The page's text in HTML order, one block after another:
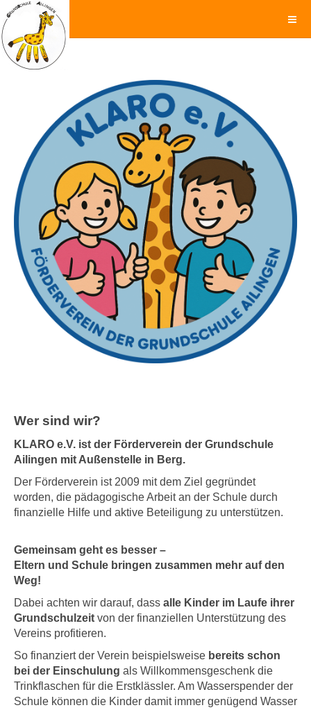
Wer sind wir?
KLARO e.V. ist der Förderverein der Grundschule
Ailingen mit Außenstelle in Berg.
Der Förderverein ist 2009 mit dem Ziel gegründet
worden, die pädagogische Arbeit an der Schule durch
finanzielle Hilfe und aktive Beteiligung zu unterstützen.
Gemeinsam geht es besser –
Eltern und Schule bringen zusammen mehr auf den
Weg!
Dabei achten wir darauf, dass alle Kinder im Laufe ihrer
Grundschulzeit von der finanziellen Unterstützung des
Vereins profitieren.
So finanziert der Verein beispielsweise bereits schon
bei der Einschulung als Willkommensgeschenk die
Trinkflaschen für die Erstklässler. Am Wasserspender der
Schule können die Kinder damit immer genügend Wasser